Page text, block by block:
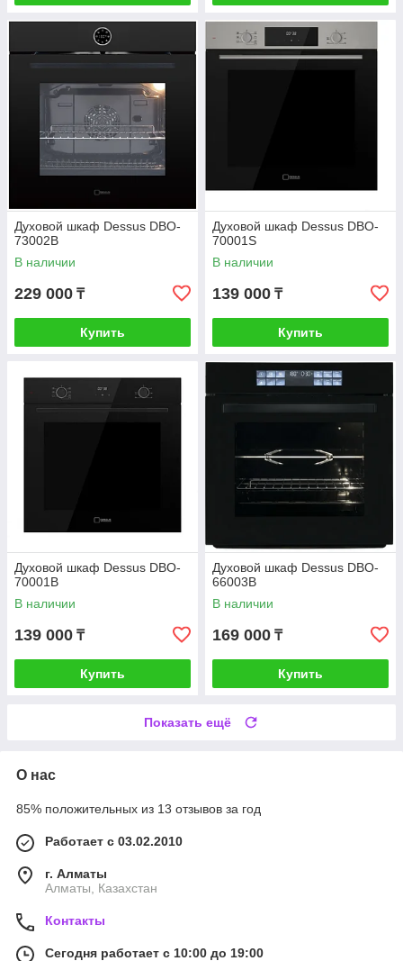
Духовой шкаф Dessus DBO-
73002B
В наличии
229 000 ₸
Купить
Духовой шкаф Dessus DBO-
70001S
В наличии
139 000 ₸
Купить
Духовой шкаф Dessus DBO-
70001B
В наличии
139 000 ₸
Купить
Духовой шкаф Dessus DBO-
66003B
В наличии
169 000 ₸
Купить
Показать ещё
О нас
85% положительных из 13 отзывов за год
Работает с 03.02.2010
г. Алматы
Алматы, Казахстан
Контакты
Сегодня работает с 10:00 до 19:00